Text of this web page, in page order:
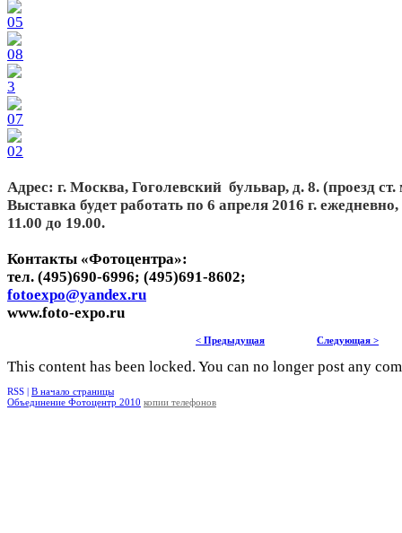
Адрес: г. Москва, Гоголевский бульвар, д. 8. (проезд
Выставка будет работать по 6 апреля 2016 г.
11.00 до 19.00.
Контакты «Фотоцентра»:
тел. (495)690-6996; (495)691-8602;
fotoexpo@yandex.ru
www.foto-expo.ru
< Предыдущая Следующая >
This content has been locked. You can no longer post any
RSS | В начало страницы
Объединение Фотоцентр 2010 копии телефонов